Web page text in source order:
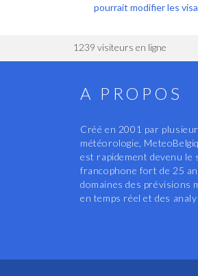
pourrait modifier les
1239 visiteurs en ligne
A PROPOS
Créé en 2001 par
météorologie,
est rapidement devenu le
francophone fort de 25
domaines des prévisions
en temps réel et des